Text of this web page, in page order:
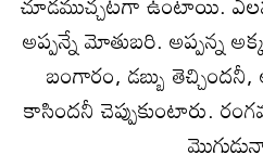
అప్పన్నే మోతుబరి. అప్పన్న
బంగారం, డబ్బు
కాసిందనీ చెప్పుకుంటారు.